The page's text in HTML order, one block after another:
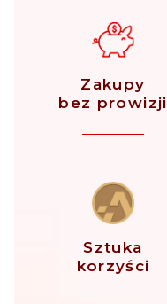
Zakupy
bez prowizji
Sztuka
korzyści